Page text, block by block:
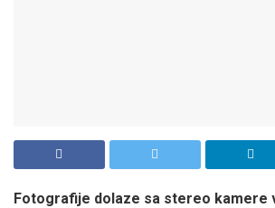
Fotografije dolaze sa stereo kamere